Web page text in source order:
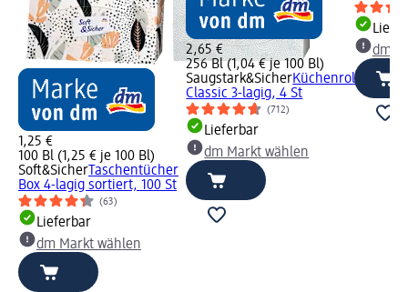
1,25 €
100 Bl (1,25 € je 100 Bl)
Soft&Sicher Taschentücher
Box 4-lagig sortiert, 100 St
(63)
Lieferbar
dm Markt wählen
2,65 €
256 Bl (1,04 € je 100 Bl)
Saugstark&SicherKüchenrolle
Classic 3-lagig, 4 St
(712)
Lieferbar
dm Markt wählen
dm